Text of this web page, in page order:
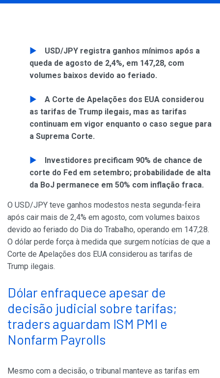
USD/JPY registra ganhos mínimos após a
queda de agosto de 2,4%, em 147,28, com
volumes baixos devido ao feriado.
A Corte de Apelações dos EUA considerou
as tarifas de Trump ilegais, mas as tarifas
continuam em vigor enquanto o caso segue para
a Suprema Corte.
Investidores precificam 90% de chance de
corte do Fed em setembro; probabilidade de alta
da BoJ permanece em 50% com inflação fraca.
O USD/JPY teve ganhos modestos nesta segunda-feira
após cair mais de 2,4% em agosto, com volumes baixos
devido ao feriado do Dia do Trabalho, operando em 147,28.
O dólar perde força à medida que surgem notícias de que a
Corte de Apelações dos EUA considerou as tarifas de
Trump ilegais.
Dólar enfraquece apesar de
decisão judicial sobre tarifas;
traders aguardam ISM PMI e
Nonfarm Payrolls
Mesmo com a decisão, o tribunal manteve as tarifas em